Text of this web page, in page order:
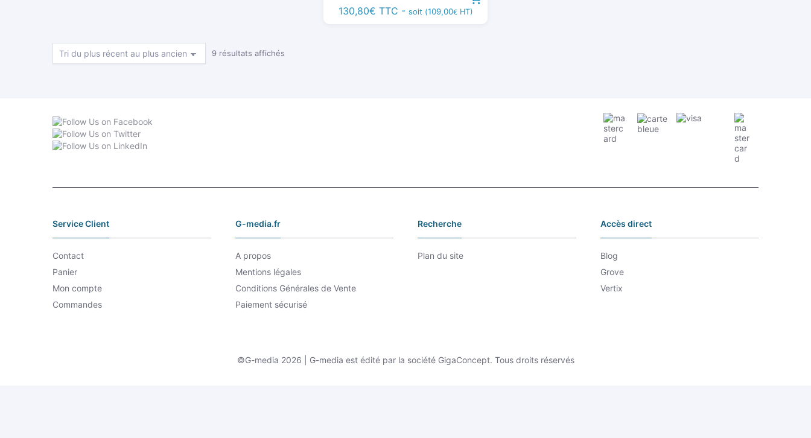
130,80€ TTC - soit (109,00€HT)
9 résultats affichés
Service Client
Contact
Panier
Mon compte
Commandes
G-media.fr
A propos
Mentions légales
Conditions Générales de Vente
Paiement sécurisé
Recherche
Plan du site
Accès direct
Blog
Grove
Vertix
©G-media 2026 | G-media est édité par la société GigaConcept. Tous droits réservés